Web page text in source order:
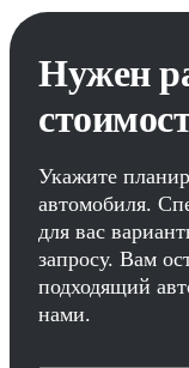
Нужен
Укажите
автомобиля.
для вас
запросу. Вам
подходящий
нами.